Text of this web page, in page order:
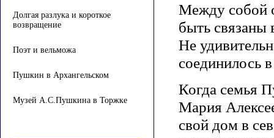
Долгая разлука и короткое
возвращение
Поэт и вельможа
Пушкин в Архангельском
Музей А.С.Пушкина в Торжке
Между собой
быть связаны
Не
соединилось
Когда семья
Мария
свой дом в